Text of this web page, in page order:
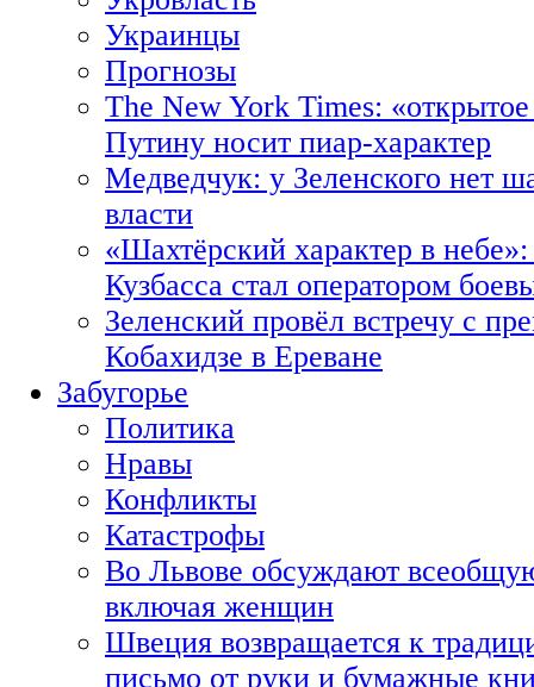
Украинцы
Прогнозы
The New York Times:
Путину носит пиар-характер
Медведчук: у Зеленского нет
власти
«Шахтёрский характер в
Кузбасса стал оператором
Зеленский провёл встречу с
Кобахидзе в Ереване
Забугорье
Политика
Нравы
Конфликты
Катастрофы
Во Львове обсуждают
включая женщин
Швеция возвращается к
письмо от руки и бумажные